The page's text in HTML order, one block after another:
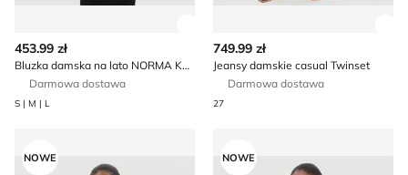
453.99 zł
Bluzka damska na lato NORMA KAMALI
Darmowa dostawa
S | M | L
749.99 zł
Jeansy damskie casual Twinset
Darmowa dostawa
27
NOWE NOWE